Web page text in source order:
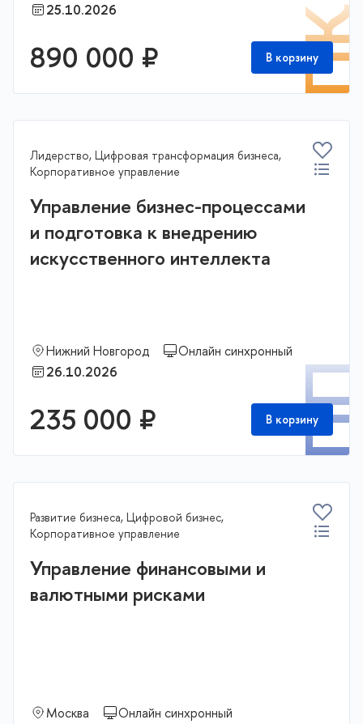
25.10.2026
890 000 ₽ В корзину
Лидерство, Цифровая трансформация бизнеса,
Корпоративное управление
Управление бизнес-процессами
и подготовка к внедрению
искусственного интеллекта
Нижний Новгород
Онлайн синхронный
26.10.2026
235 000 ₽ В корзину
Развитие бизнеса, Цифровой бизнес,
Корпоративное управление
Управление финансовыми и
валютными рисками
Москва
Онлайн синхронный